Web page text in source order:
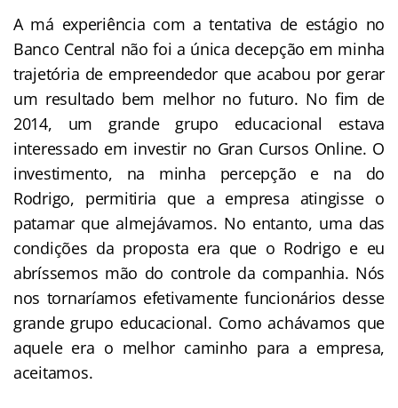
A má experiência com a tentativa de estágio no
Banco Central não foi a única decepção em minha
trajetória de empreendedor que acabou por gerar
um resultado bem melhor no futuro. No fim de
2014, um grande grupo educacional estava
interessado em investir no Gran Cursos Online. O
investimento, na minha percepção e na do
Rodrigo, permitiria que a empresa atingisse o
patamar que almejávamos. No entanto, uma das
condições da proposta era que o Rodrigo e eu
abríssemos mão do controle da companhia. Nós
nos tornaríamos efetivamente funcionários desse
grande grupo educacional. Como achávamos que
aquele era o melhor caminho para a empresa,
aceitamos.